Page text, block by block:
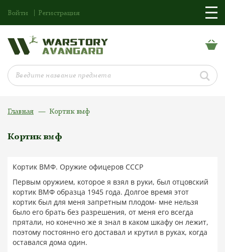
Войти Регистрация
Главная Кортик вмф
Кортик вмф
Кортик ВМФ. Оружие офицеров СССР
Первым оружием, которое я взял в руки, был отцовский
кортик ВМФ образца 1945 года. Долгое время этот
кортик был для меня запретным плодом- мне нельзя
было его брать без разрешения, от меня его всегда
прятали, но конечно же я знал в каком шкафу он лежит,
поэтому постоянно его доставал и крутил в руках, когда
оставался дома один.